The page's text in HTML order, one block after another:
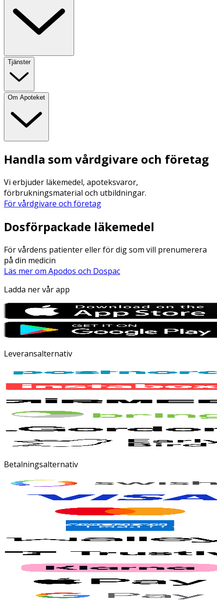
Tjänster
Om Apoteket
Handla som vårdgivare och företag
Vi erbjuder läkemedel, apoteksvaror,
förbrukningsmaterial och utbildningar.
För vårdgivare och företag
Dosförpackade läkemedel
För vårdens patienter eller för dig som vill prenumerera
på din medicin
Läs mer om Apodos och Dospac
Ladda ner vår app
Leveransalternativ
Betalningsalternativ